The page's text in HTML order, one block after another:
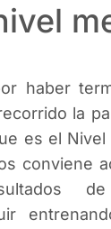
haber
la
es el Nivel
conviene